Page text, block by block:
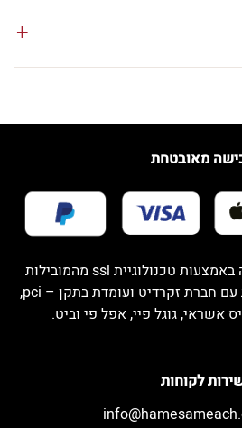
לקוחות
מאובטחת
אתרינו מאובטח לרכישה באמצעות טכנולוגיית ssl מהמובילות
בעולם. הסליקה מתבצעת עם חברת זקרדיט ועומדת בתקן – pci,
אשראי, גוגל פיי, אפל פי וביט.